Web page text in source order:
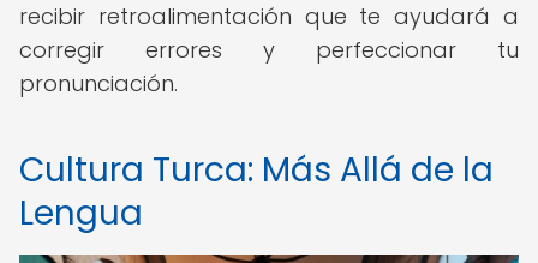
recibir retroalimentación que te ayudará a
corregir errores y perfeccionar tu
pronunciación.
Cultura Turca: Más Allá de la
Lengua